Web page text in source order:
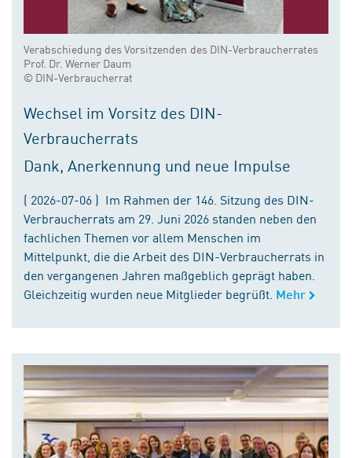
Verabschiedung des Vorsitzenden des DIN-Verbraucherrates
Prof. Dr. Werner Daum
© DIN-Verbraucherrat
Wechsel im Vorsitz des DIN-
Verbraucherrats
Dank, Anerkennung und neue Impulse
( 2026-07-06 ) Im Rahmen der 146. Sitzung des DIN-
Verbraucherrats am 29. Juni 2026 standen neben den
fachlichen Themen vor allem Menschen im
Mittelpunkt, die die Arbeit des DIN-Verbraucherrats in
den vergangenen Jahren maßgeblich geprägt haben.
Gleichzeitig wurden neue Mitglieder begrüßt. Mehr